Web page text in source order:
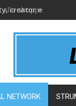
creator e gruppi
NETWORK